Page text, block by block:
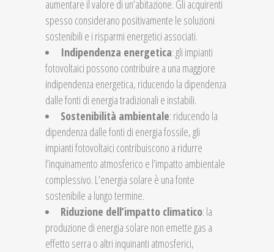
aumentare il valore di un’abitazione. Gli acquirenti
spesso considerano positivamente le soluzioni
sostenibili e i risparmi energetici associati.
Indipendenza energetica: gli impianti
fotovoltaici possono contribuire a una maggiore
indipendenza energetica, riducendo la dipendenza
dalle fonti di energia tradizionali e instabili.
Sostenibilità ambientale: riducendo la
dipendenza dalle fonti di energia fossile, gli
impianti fotovoltaici contribuiscono a ridurre
l’inquinamento atmosferico e l’impatto ambientale
complessivo. L’energia solare è una fonte
sostenibile a lungo termine.
Riduzione dell’impatto climatico: la
produzione di energia solare non emette gas a
effetto serra o altri inquinanti atmosferici,